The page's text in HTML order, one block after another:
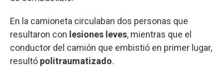
En la camioneta circulaban dos personas que
resultaron con lesiones leves, mientras que el
conductor del camión que embistió en primer lugar,
resultó politraumatizado.